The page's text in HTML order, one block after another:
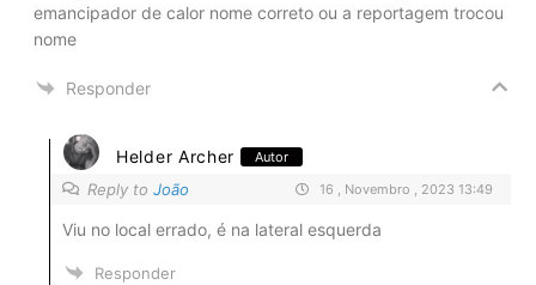
emancipador de calor nome correto ou a reportagem trocou
nome
Responder
Helder Archer Autor
Reply to João 16 , Novembro , 2023 13:49
Viu no local errado, é na lateral esquerda
Responder